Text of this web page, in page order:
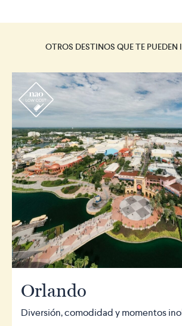
OTROS DESTINOS QUE TE PUEDEN
r
Orlando
Diversión, comodidad y momentos